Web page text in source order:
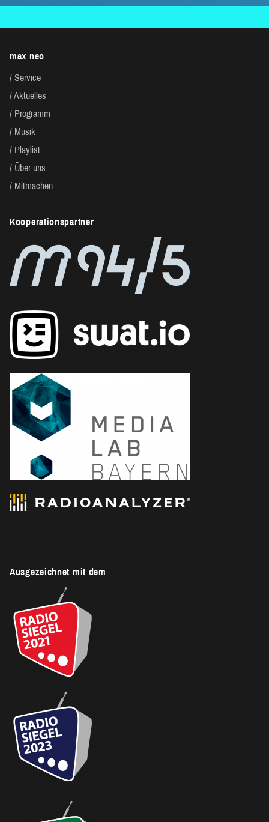
max neo
Service
Aktuelles
Programm
Musik
Playlist
Über uns
Mitmachen
Kooperationspartner
Ausgezeichnet mit dem